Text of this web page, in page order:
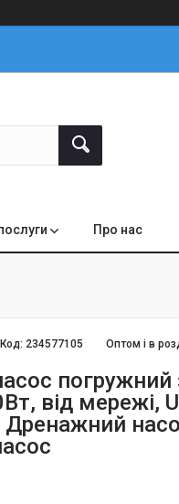
Про нас
Оптом і в
Код: 234577105
від мережі,
Дренажний